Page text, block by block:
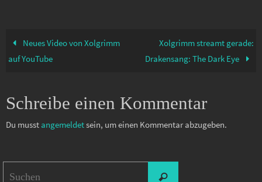
Neues Video von Xolgrimm
auf YouTube
Xolgrimm streamt gerade:
Drakensang: The Dark Eye
Schreibe einen Kommentar
Du musst angemeldetsein, um einen Kommentar abzugeben.
Suchen